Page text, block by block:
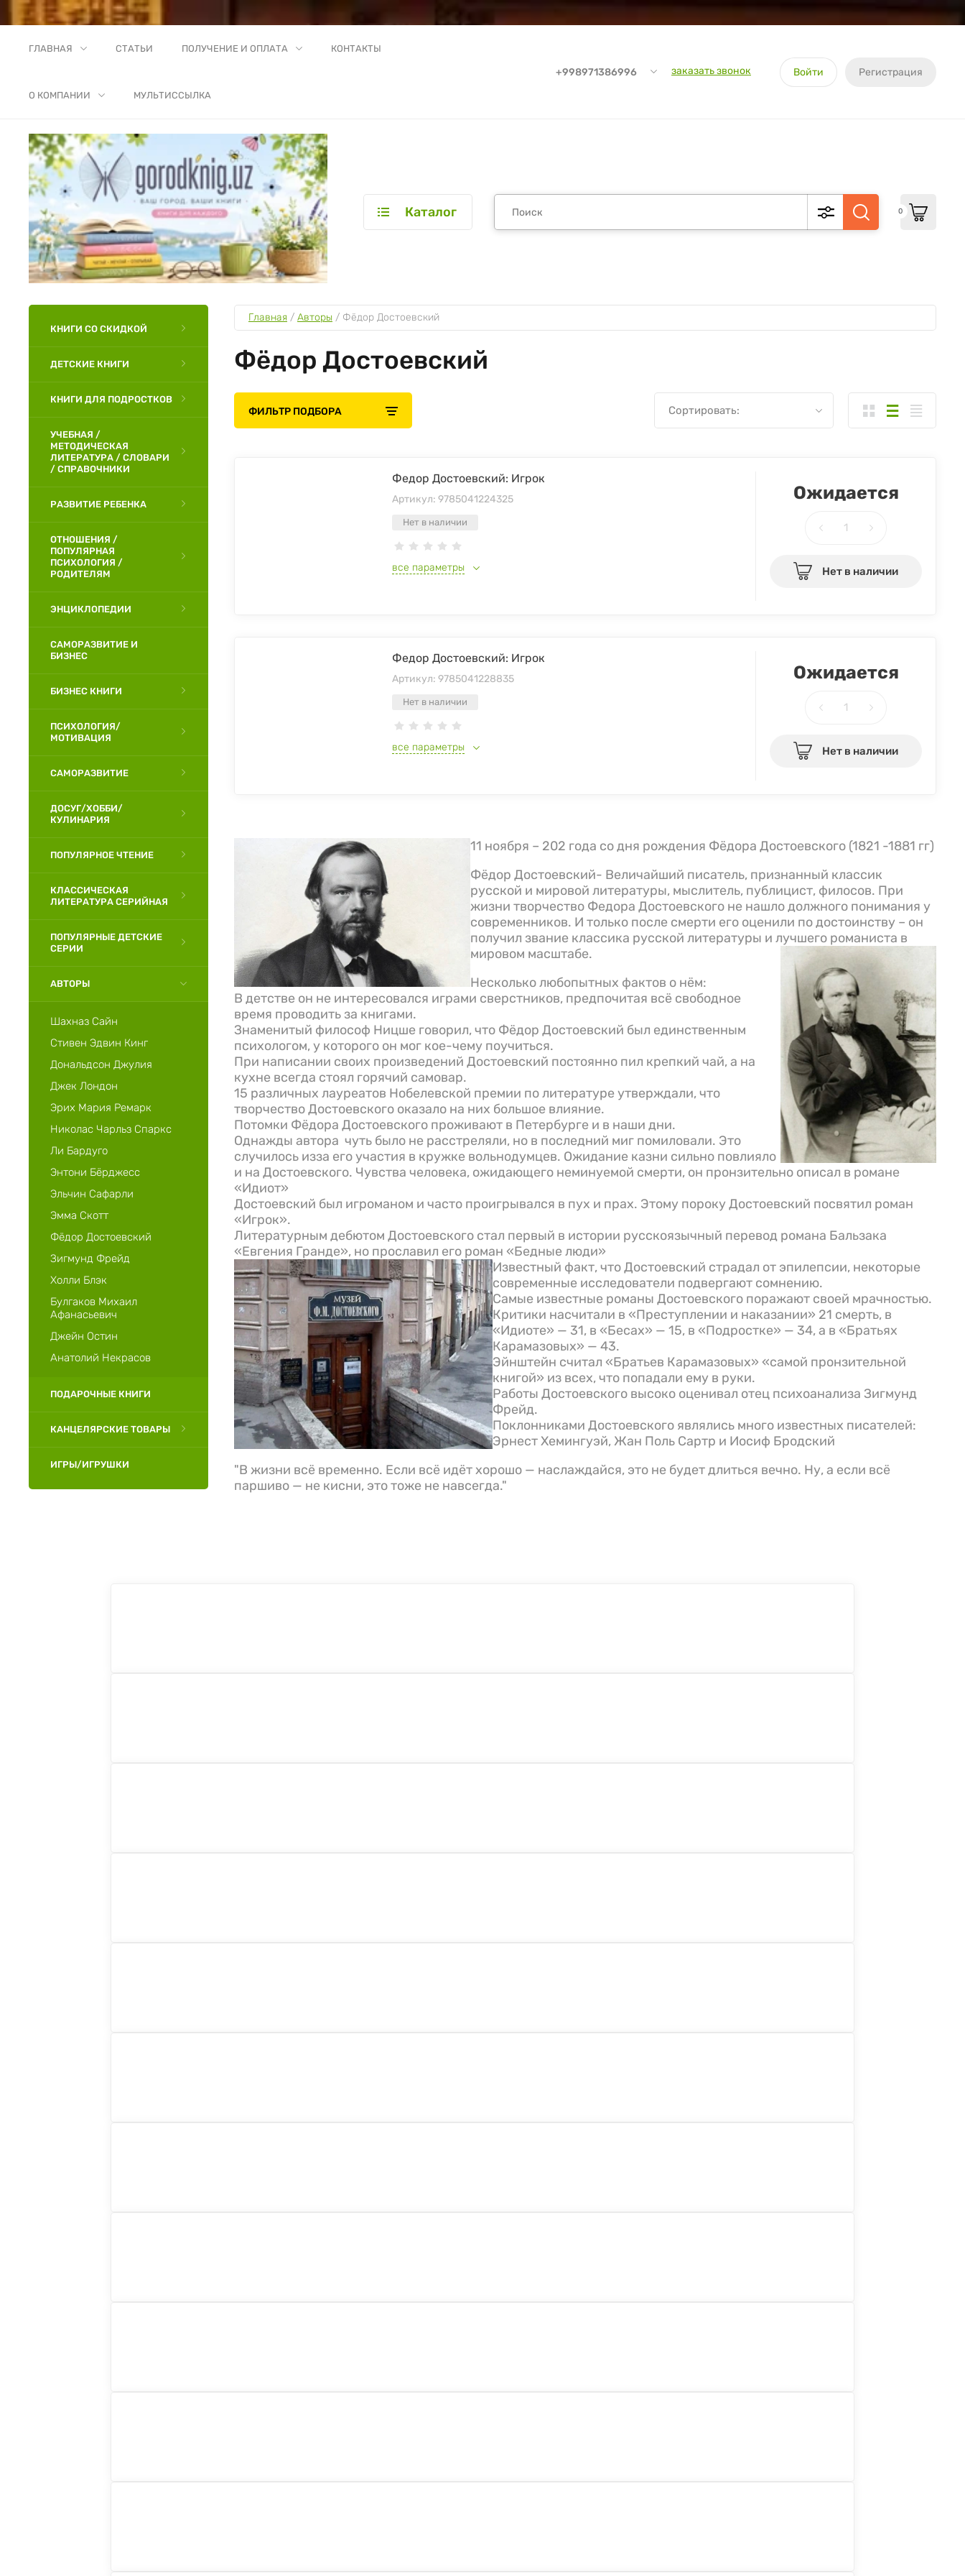
ГЛАВНАЯ СТАТЬИ ПОЛУЧЕНИЕ И ОПЛАТА КОНТАКТЫ
О КОМПАНИИ МУЛЬТИССЫЛКА
+998971386996 заказать звонок Войти Регистрация
Каталог 0
КНИГИ СО СКИДКОЙ
ДЕТСКИЕ КНИГИ
КНИГИ ДЛЯ ПОДРОСТКОВ
УЧЕБНАЯ /
МЕТОДИЧЕСКАЯ
ЛИТЕРАТУРА / СЛОВАРИ
/ СПРАВОЧНИКИ
РАЗВИТИЕ РЕБЕНКА
ОТНОШЕНИЯ /
ПОПУЛЯРНАЯ
ПСИХОЛОГИЯ /
РОДИТЕЛЯМ
ЭНЦИКЛОПЕДИИ
САМОРАЗВИТИЕ И
БИЗНЕС
БИЗНЕС КНИГИ
ПСИХОЛОГИЯ/
МОТИВАЦИЯ
САМОРАЗВИТИЕ
ДОСУГ/ХОББИ/
КУЛИНАРИЯ
ПОПУЛЯРНОЕ ЧТЕНИЕ
КЛАССИЧЕСКАЯ
ЛИТЕРАТУРА СЕРИЙНАЯ
ПОПУЛЯРНЫЕ ДЕТСКИЕ
СЕРИИ
АВТОРЫ
Шахназ Сайн
Стивен Эдвин Кинг
Дональдсон Джулия
Джек Лондон
Эрих Мария Ремaрк
Николас Чарльз Спаркс
Ли Бардуго
Энтони Бёрджесс
Эльчин Сафарли
Эмма Скотт
Фёдор Достоевский
Зигмунд Фрейд
Холли Блэк
Булгаков Михаил
Афанасьевич
Джейн Остин
Анатолий Некрасов
ПОДАРОЧНЫЕ КНИГИ
КАНЦЕЛЯРСКИЕ ТОВАРЫ
ИГРЫ/ИГРУШКИ
Главная / Авторы / Фёдор Достоевский
Фёдор Достоевский
ФИЛЬТР ПОДБОРА Сортировать:
Нет в наличии
Федор Достоевский: Игрок
Артикул: 9785041224325
все параметры
Ожидается
Нет в наличии
Нет в наличии
Федор Достоевский: Игрок
Артикул: 9785041228835
все параметры
Ожидается
Нет в наличии
11 ноября – 202 года со дня рождения Фёдора Достоевского (1821 -1881 гг)
Фёдор Достоевский- Величайший писатель, признанный классик
русской и мировой литературы, мыслитель, публицист, филосов. При
жизни творчество Федора Достоевского не нашло должного понимания у
современников. И только после смерти его оценили по достоинству – он
получил звание классика русской литературы и лучшего романиста в
мировом масштабе.
Несколько любопытных фактов о нём:
В детстве он не интересовался играми сверстников, предпочитая всё свободное
время проводить за книгами.
Знаменитый философ Ницше говорил, что Фёдор Достоевский был единственным
психологом, у которого он мог кое-чему поучиться.
При написании своих произведений Достоевский постоянно пил крепкий чай, а на
кухне всегда стоял горячий самовар.
15 различных лауреатов Нобелевской премии по литературе утверждали, что
творчество Достоевского оказало на них большое влияние.
Потомки Фёдора Достоевского проживают в Петербурге и в наши дни.
Однажды автора чуть было не расстреляли, но в последний миг помиловали. Это
случилось изза его участия в кружке вольнодумцев. Ожидание казни сильно повлияло
и на Достоевского. Чувства человека, ожидающего неминуемой смерти, он пронзительно описал в романе
«Идиот»
Достоевский был игроманом и часто проигрывался в пух и прах. Этому пороку Достоевский посвятил роман
«Игрок».
Литературным дебютом Достоевского стал первый в истории русскоязычный перевод романа Бальзака
«Евгения Гранде», но прославил его роман «Бедные люди»
Известный факт, что Достоевский страдал от эпилепсии, некоторые
современные исследователи подвергают сомнению.
Самые известные романы Достоевского поражают своей мрачностью.
Критики насчитали в «Преступлении и наказании» 21 смерть, в
«Идиоте» — 31, в «Бесах» — 15, в «Подростке» — 34, а в «Братьях
Карамазовых» — 43.
Эйнштейн считал «Братьев Карамазовых» «самой пронзительной
книгой» из всех, что попадали ему в руки.
Работы Достоевского высоко оценивал отец психоанализа Зигмунд
Фрейд.
Поклонниками Достоевского являлись много известных писателей:
Эрнест Хемингуэй, Жан Поль Сартр и Иосиф Бродский
"В жизни всё временно. Если всё идёт хорошо — наслаждайся, это не будет длиться вечно. Ну, а если всё
паршиво — не кисни, это тоже не навсегда."